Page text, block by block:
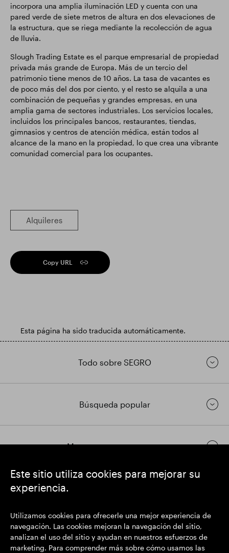
Este sitio utiliza cookies para mejorar su
experiencia.
Utilizamos cookies para ofrecerle una mejor experiencia de
navegación. Las cookies mejoran la navegación del sitio,
analizan el uso del sitio y ayudan en nuestros esfuerzos de
marketing. Para comprender más sobre cómo usamos las
incorpora una amplia iluminación LED y cuenta con una
pared verde de siete metros de altura en dos elevaciones de
la estructura, que se riega mediante la recolección de agua
de lluvia.
Slough Trading Estate es el parque empresarial de propiedad
privada más grande de Europa. Más de un tercio del
patrimonio tiene menos de 10 años. La tasa de vacantes es
de poco más del dos por ciento, y el resto se alquila a una
combinación de pequeñas y grandes empresas, en una
amplia gama de sectores industriales. Los servicios locales,
incluidos los principales bancos, restaurantes, tiendas,
gimnasios y centros de atención médica, están todos al
alcance de la mano en la propiedad, lo que crea una vibrante
comunidad comercial para los ocupantes.
Alquileres
Copy URL
Esta página ha sido traducida automáticamente.
Todo sobre SEGRO
Búsqueda popular
Mantenerse en contacto
Domicilio social: 1 New Burlington Place, Londres W1S 2HR
Número de registro del Reino Unido 167591
Lugar de registro: Inglaterra y Gales